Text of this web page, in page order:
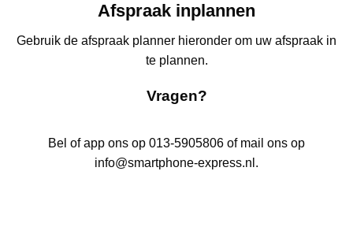
Afspraak inplannen
Gebruik de afspraak planner hieronder om uw afspraak in
te plannen.
Vragen?
Bel of app ons op 013-5905806 of mail ons op
info@smartphone-express.nl .